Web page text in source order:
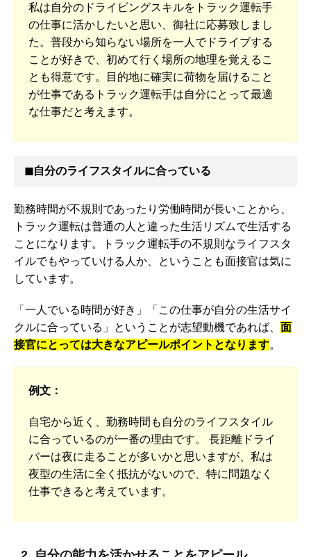
私は自分のドライビングスキルをトラック運転手
の仕事に活かしたいと思い、御社に応募致しまし
た。普段から知らない場所を一人でドライブする
ことが好きで、初めて行く場所の地理を覚えるこ
とも得意です。目的地に確実に荷物を届けること
が仕事であるトラック運転手は自分にとって最適
な仕事だと考えます。
◼︎自分のライフスタイルに合っている
勤務時間が不規則であったり労働時間が長いことから、
トラック運転は普通の人と違った生活リズムで生活する
ことになります。トラック運転手の不規則なライフスタ
イルでもやっていける人か、ということも面接官は気に
しています。
「一人でいる時間が好き」「この仕事が自分の生活サイ
クルに合っている」ということが志望動機であれば、 面
接官にとっては大きなアピールポイントとなります。
例文：
自宅から近く、勤務時間も自分のライフスタイル
に合っているのが一番の理由です。 長距離ドライ
バーは夜に走ることが多いかと思いますが、私は
夜型の生活に全く抵抗がないので、特に問題なく
仕事できると考えています。